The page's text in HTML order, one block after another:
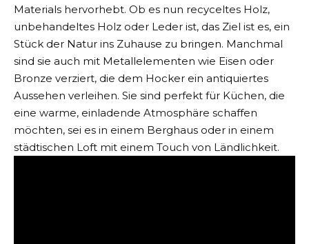
Materials hervorhebt. Ob es nun recyceltes Holz,
unbehandeltes Holz oder Leder ist, das Ziel ist es, ein
Stück der Natur ins Zuhause zu bringen. Manchmal
sind sie auch mit Metallelementen wie Eisen oder
Bronze verziert, die dem Hocker ein antiquiertes
Aussehen verleihen. Sie sind perfekt für Küchen, die
eine warme, einladende Atmosphäre schaffen
möchten, sei es in einem Berghaus oder in einem
städtischen Loft mit einem Touch von Ländlichkeit.